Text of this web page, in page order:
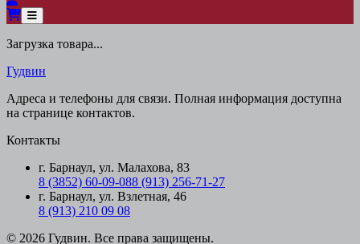
Загрузка товара...
Гудвин
Адреса и телефоны для связи. Полная информация доступна
на странице контактов.
Контакты
г. Барнаул, ул. Малахова, 83
8 (3852) 60-09-088 (913) 256-71-27
г. Барнаул, ул. Взлетная, 46
8 (913) 210 09 08
© 2026 Гудвин. Все права защищены.